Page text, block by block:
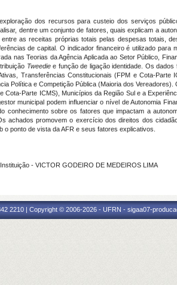
dos recursos para custeio dos serviços
dentre um conjunto de fatores, quais explicam a
as receitas próprias totais pelas despesas totais,
de capital. O indicador financeiro é utilizado para
nas Teorias da Agência Aplicada ao Setor Público,
Tweediee função de ligação identidade. Os
Transferências Constitucionais (FPM e Cota-Parte
Política e Competição Pública (Maioria dos
Parte ICMS), Municípios da Região Sul e a
municipal podem influenciar o nível de Autonomia
sobre os fatores que impactam a
promovem o exercício dos direitos dos
ponto de vista da AFR e seus fatores explicativos.
- VICTOR GODEIRO DE MEDEIROS LIMA
2210 | Copyright © 2006-2026 - UFRN - sigaa07-